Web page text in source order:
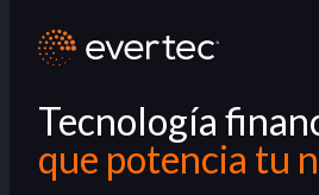
Tecnología
que potencia tu